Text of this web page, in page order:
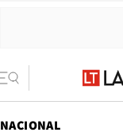
NACIONAL